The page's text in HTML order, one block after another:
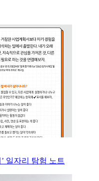
일자리 탐험 노트